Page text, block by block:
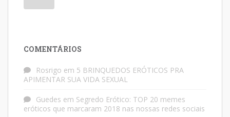
COMENTÁRIOS
Rosrigo em 5 BRINQUEDOS ERÓTICOS PRA
APIMENTAR SUA VIDA SEXUAL
Guedes em Segredo Erótico: TOP 20 memes
eróticos que marcaram 2018 nas nossas redes sociais